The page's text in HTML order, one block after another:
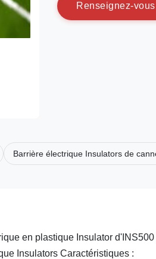
Renseignez-vous
Barrière électrique Insulators de
en plastique Insulator d'INS500
Insulators Caractéristiques :